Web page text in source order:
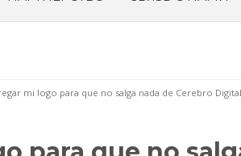
mi logo para que no salga nada de Cerebro